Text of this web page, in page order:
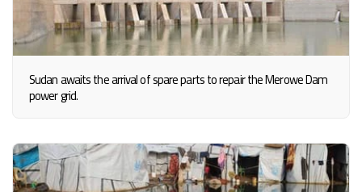
Sudan awaits the arrival of spare parts to repair the Merowe Dam
power grid.